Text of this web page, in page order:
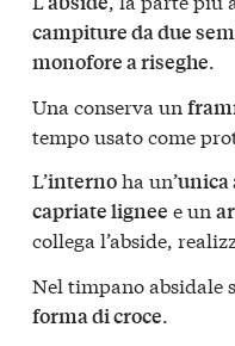
campiture da due
monofore a riseghe.
Una conserva un
tempo usato come
L’internoha un’unica
capriate lignee e un
collega l’abside,
Nel timpano absidale
forma di croce.